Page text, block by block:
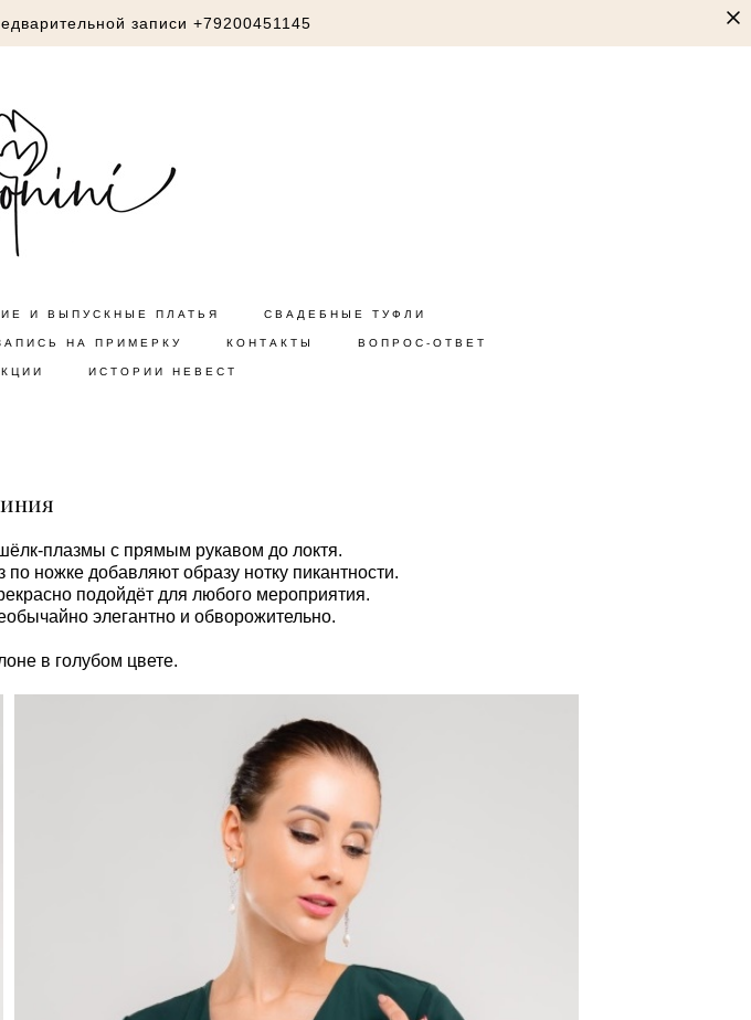
записи +79200451145
И ВЫПУСКНЫЕ ПЛАТЬЯ СВАДЕБНЫЕ ТУФЛИ
НА ПРИМЕРКУ КОНТАКТЫ ВОПРОС-ОТВЕТ
ИСТОРИИ НЕВЕСТ
плазмы с прямым рукавом до локтя.
ножке добавляют образу нотку пикантности.
подойдёт для любого мероприятия.
элегантно и обворожительно.
в голубом цвете.